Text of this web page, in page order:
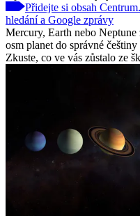
Přidejte si obsah
hledání a Google zprávy
Mercury, Earth nebo Neptune
osm planet do správné
Zkuste, co ve vás zůstalo ze